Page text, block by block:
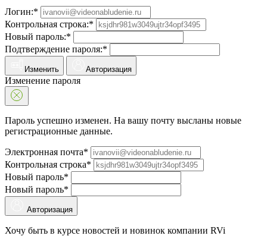
Логин:*
Контрольная строка:*
Новый пароль:*
Подтверждение пароля:*
Изменить Авторизация
Изменение пароля
Пароль успешно изменен. На вашу почту высланы новые
регистрационные данные.
Электронная почта*
Контрольная строка*
Новый пароль*
Новый пароль*
Авторизация
Хочу быть в курсе новостей и новинок компании RVi